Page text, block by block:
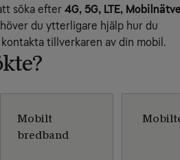
söka efter 4G, 5G, LTE,
du ytterligare hjälp hur du
tillverkaren av din mobil.
Mobilt
bredband